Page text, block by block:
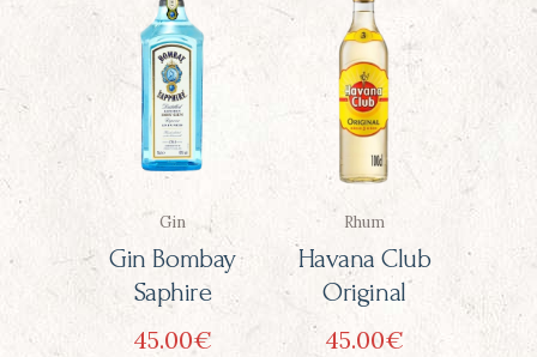
Gin
Gin Bombay
Saphire
45 00€
Rhum
Havana Club
Original
45 00€